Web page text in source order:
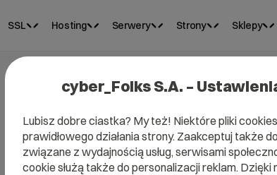
SSL Hosting Serwery Strony Sklepy
cyber_Folks S.A. –
Lubisz dobre ciastka? My też! Niektóre pliki
prawidłowego działania strony. Zaakceptuj także
związane z wydajnością usług, serwisami
cookie służą także do personalizacji reklam.